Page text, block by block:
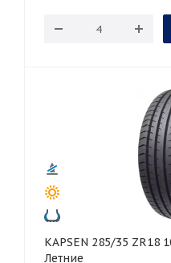
KAPSEN 285/35 ZR18 101W XL K3000, Kapsen
Летние